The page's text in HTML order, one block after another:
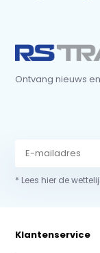
Ontvang nieuws
* Lees hier de
Klantenservice